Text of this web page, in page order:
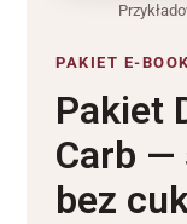
PAKIET E-
Pakiet
Carb —
bez